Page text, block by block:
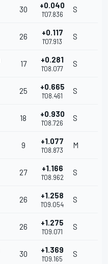
30 +0.040
1'07.836
S
26 +0.117
1'07.913
S
17 +0.281
1'08.077
S
25 +0.665
1'08.461
S
18 +0.930
1'08.726
S
9 +1.077
1'08.873
M
27 +1.166
1'08.962
S
26 +1.258
1'09.054
S
26 +1.275
1'09.071
S
30 +1.369
1'09.165
S